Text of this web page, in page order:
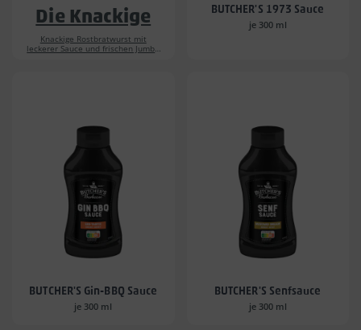
Die Knackige
Knackige Rostbratwurst mit
leckerer Sauce und frischen Jumbo
BUTCHER'S 1973 Sauce
je 300 ml
BUTCHER'S Gin-BBQ Sauce
je 300 ml
BUTCHER'S Senfsauce
je 300 ml